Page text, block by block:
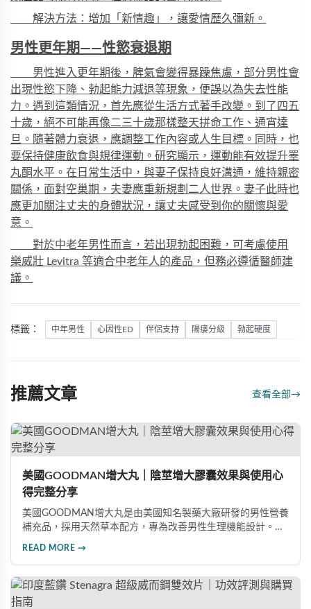
解決方法：增加「新情趣」，讓愛情歷久彌新。
男性更年期——性慾衰退期
男性進入更年期後，脾氣會變得暴躁焦慮，部分男性會
出現性慾下降、勃起能力減退等現象，便誤以為失去性能
力。遇到這類情況，首先應從生活方式著手改變。到了四五
十歲，絕不可能再像二三十歲那樣整天拼命工作、通宵達
旦。隨著體力衰退，應調整工作內容或人生目標。同時，也
要保持健康飲食與規律運動。研究顯示，運動能有效提升睪
丸酮水平。在日常生活中，與妻子保持良好溝通，維持親密
關係，面對空巢期，夫妻應重新規劃二人世界。妻子此時也
應更加關注丈夫的身體狀況，讓丈夫感受到你的關懷與愛
意。
對於中老年男性而言，若出現勃起困難，可考慮使用
樂威壯 Levitra 等適合中老年人的產品，但務必遵循醫師建
議。
標籤： 中年男性 心因性ED 伴侶支持 陽痿分級 勃起硬度
推薦文章 查看全部→
美國GOODMAN增大丸｜陰莖增大膠囊效果與使用心
得完整分享
美國GOODMAN增大丸是由美國知名製藥大廠研發的男性營養
補充品，採用天然草本配方，專為改善男性生理機能設計。根
READ MORE →